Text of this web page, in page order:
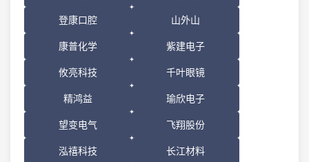
登康口腔 山外山
康普化学 紫建电子
攸亮科技 千叶眼镜
精鸿益 瑜欣电子
望变电气 飞翔股份
泓禧科技 长江材料